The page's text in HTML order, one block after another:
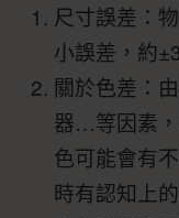
尺寸誤差：
小誤差，約
關於色差：
器…等因素
色可能會有
時有認知上